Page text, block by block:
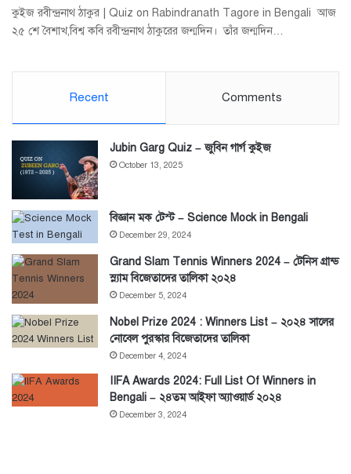
কুইজ রবীন্দ্রনাথ ঠাকুর | Quiz on Rabindranath Tagore in Bengali আজ
২৫ শে বৈশাখ,বিশ্ব কবি রবীন্দ্রনাথ ঠাকুরের জন্মদিন। তাঁর জন্মদিন…
Recent Comments
Jubin Garg Quiz – জুবিন গার্গ কুইজ
October 13, 2025
বিজ্ঞান মক টেস্ট – Science Mock in Bengali
December 29, 2024
Grand Slam Tennis Winners 2024 – টেনিস গ্রান্ড
স্ল্যাম বিজেতাদের তালিকা ২০২৪
December 5, 2024
Nobel Prize 2024 : Winners List – ২০২৪ সালের
নোবেল পুরস্কার বিজেতাদের তালিকা
December 4, 2024
IIFA Awards 2024: Full List Of Winners in
Bengali – ২৪তম আইফা অ্যাওয়ার্ড ২০২৪
December 3, 2024